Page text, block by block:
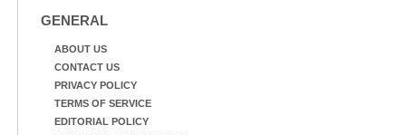
GENERAL
ABOUT US
CONTACT US
PRIVACY POLICY
TERMS OF SERVICE
EDITORIAL POLICY